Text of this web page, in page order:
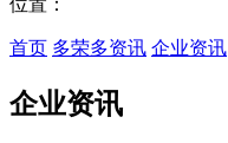
位置：
首页 多荣多资讯 企业资讯
企业资讯